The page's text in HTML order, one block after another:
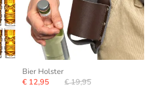
Bier Holster
€ 12,95
€ 19,95